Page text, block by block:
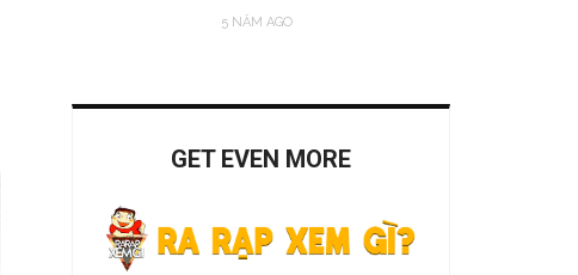
5 NĂM AGO
GET EVEN MORE